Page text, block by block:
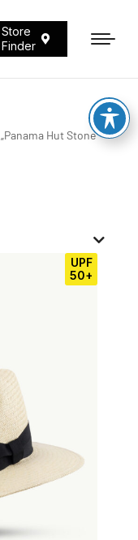
Store
Finder
Hut Stone“
UPF
50+